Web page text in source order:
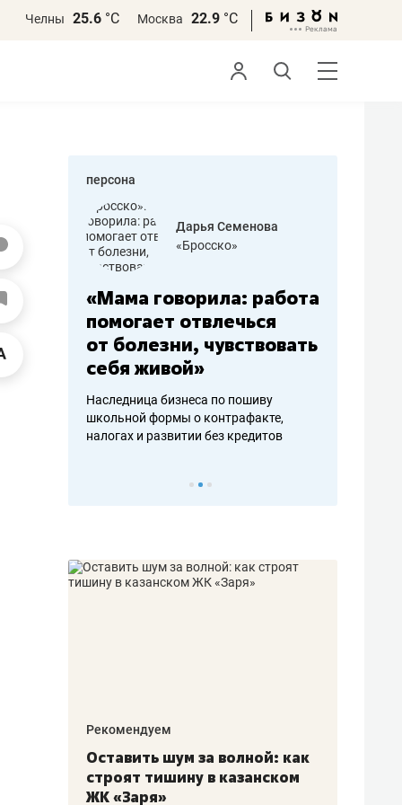
Челны 25.6 °С Москва 22.9 °С
персона
Дарья Семенова
«Бросско»
«Мама говорила: работа
помогает отвлечься
от болезни, чувствовать
себя живой»
Наследница бизнеса по пошиву
школьной формы о контрафакте,
налогах и развитии без кредитов
Рекомендуем
Оставить шум за волной: как
строят тишину в казанском
ЖК «Заря»